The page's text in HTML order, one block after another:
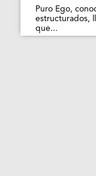
Puro Ego,
estructurados,
que...